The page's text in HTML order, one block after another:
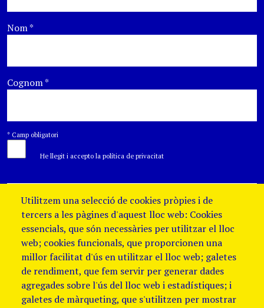
Nom*
Cognom*
* Camp obligatori
He llegit i accepto la política de privacitat
Utilitzem una selecció de cookies pròpies i de
tercers a les pàgines d'aquest lloc web: Cookies
essencials, que són necessàries per utilitzar el lloc
web; cookies funcionals, que proporcionen una
millor facilitat d'ús en utilitzar el lloc web; galetes
de rendiment, que fem servir per generar dades
agregades sobre l'ús del lloc web i estadístiques; i
galetes de màrqueting, que s'utilitzen per mostrar